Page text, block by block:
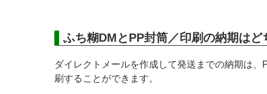
ふち糊DMとPP封筒／印刷の納期はど
ダイレクトメールを作成して発送までの納期は
刷することができます。